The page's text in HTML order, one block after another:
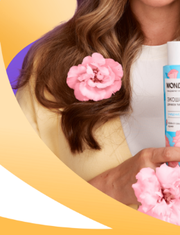
известная актриса
театра и кино
телеведущая и участница
популярных шоу
на федеральном ТВ